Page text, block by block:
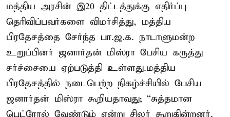
மத்திய அரசின் இ20 திட்டத்துக்கு எதிர்ப்பு
தெரிவிப்பவர்களை விமர்சித்து, மத்திய
பிரதேசத்தை சேர்ந்த பா.ஜ.க. நாடாளுமன்ற
உறுப்பினர் ஜனார்தன் மிஸ்ரா பேசிய கருத்து
சர்ச்சையை ஏற்படுத்தி உள்ளது.மத்திய
பிரதேசத்தில் நடைபெற்ற நிகழ்ச்சியில் பேசிய
ஜனார்தன் மிஸ்ரா கூறியதாவது; “சுத்தமான
பெட்ரோல் வேண்டும் என்று சிலர் கூறுகின்றனர்.